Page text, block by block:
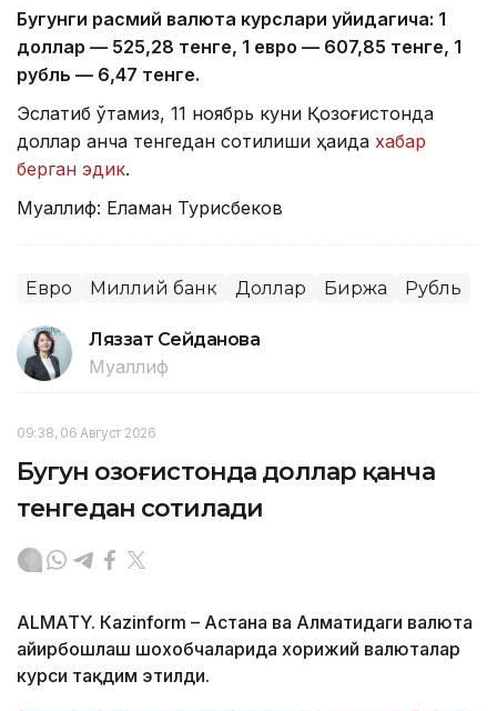
Бугунги расмий валюта курслари қуйидагича: 1
доллар — 525,28 тенге, 1 евро — 607,85 тенге, 1
рубль — 6,47 тенге.
Эслатиб ўтамиз, 11 ноябрь куни Қозоғистонда
доллар қанча тенгедан сотилиши ҳақида хабар
берган эдик.
Муаллиф: Еламан Турисбеков
Евро Миллий банк Доллар Биржа Рубль
Ляззат Сейданова
Муаллиф
09:38, 06 Август 2026
Бугун Қозоғистонда доллар қанча
тенгедан сотилади
ALMATY. Кazinform – Астана ва Алматидаги валюта
айирбошлаш шохобчаларида хорижий валюталар
курси тақдим этилди.